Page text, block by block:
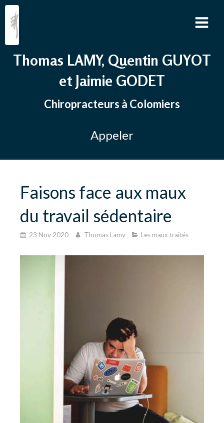
Thomas LAMY, Quentin GUYOT
et Jaimie GODET
Chiropracteurs à Colomiers
Appeler
Faisons face aux maux
du travail sédentaire
23 Nov 2020 Thomas Lamy Les maux traités